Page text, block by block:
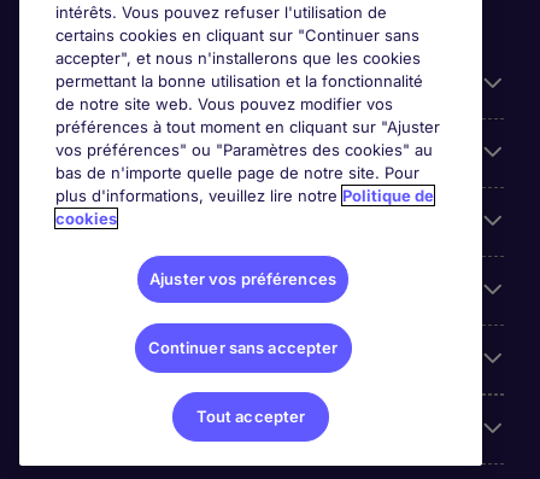
Candidats
Entreprises
Contact
Les avis Google
Nos offres d'emploi
intérêts. Vous pouvez refuser l'utilisation de
certains cookies en cliquant sur "Continuer sans
accepter", et nous n'installerons que les cookies
permettant la bonne utilisation et la fonctionnalité
de notre site web. Vous pouvez modifier vos
préférences à tout moment en cliquant sur "Ajuster
vos préférences" ou "Paramètres des cookies" au
bas de n'importe quelle page de notre site. Pour
plus d'informations, veuillez lire notre Politique de
cookies
Ajuster vos préférences
Continuer sans accepter
Tout accepter